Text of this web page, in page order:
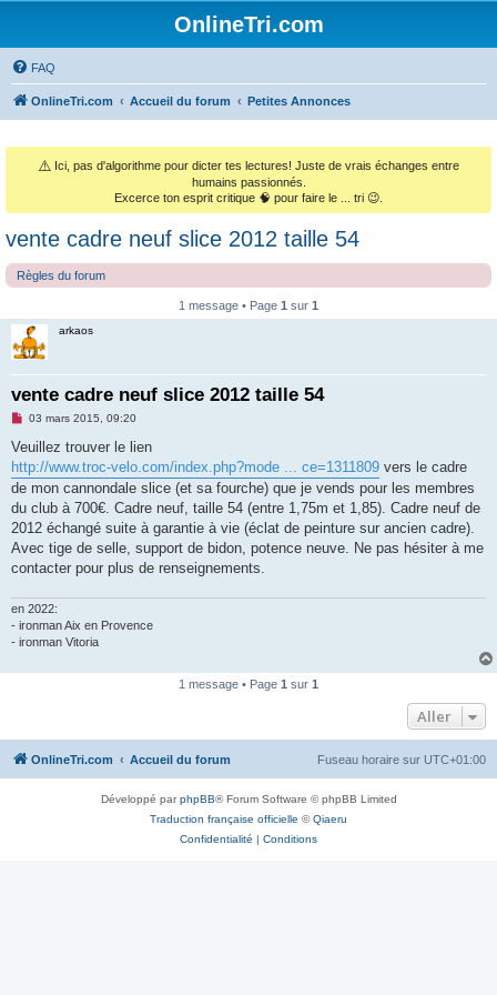
OnlineTri.com
FAQ
OnlineTri.com Accueil du forum Petites Annonces
⚠️ Ici, pas d'algorithme pour dicter tes lectures! Juste de vrais échanges entre
humains passionnés.
Excerce ton esprit critique 🧠 pour faire le ... tri 😉.
vente cadre neuf slice 2012 taille 54
Règles du forum
1 message • Page 1 sur 1
arkaos
vente cadre neuf slice 2012 taille 54
M
s
a
g
e
n
o
n
l
u
03 mars 2015, 09:20
Veuillez trouver le lien
http://www.troc-velo.com/index.php?mode ... ce=1311809 vers le cadre
de mon cannondale slice (et sa fourche) que je vends pour les membres
du club à 700€. Cadre neuf, taille 54 (entre 1,75m et 1,85). Cadre neuf de
2012 échangé suite à garantie à vie (éclat de peinture sur ancien cadre).
Avec tige de selle, support de bidon, potence neuve. Ne pas hésiter à me
contacter pour plus de renseignements.
en 2022:
- ironman Aix en Provence
- ironman Vitoria
1 message • Page 1 sur 1
Aller
OnlineTri.com Accueil du forum Fuseau horaire sur UTC+01:00
Développé parphpBB® Forum Software © phpBB Limited
Traduction française officielle ©Qiaeru
Confidentialité
Conditions